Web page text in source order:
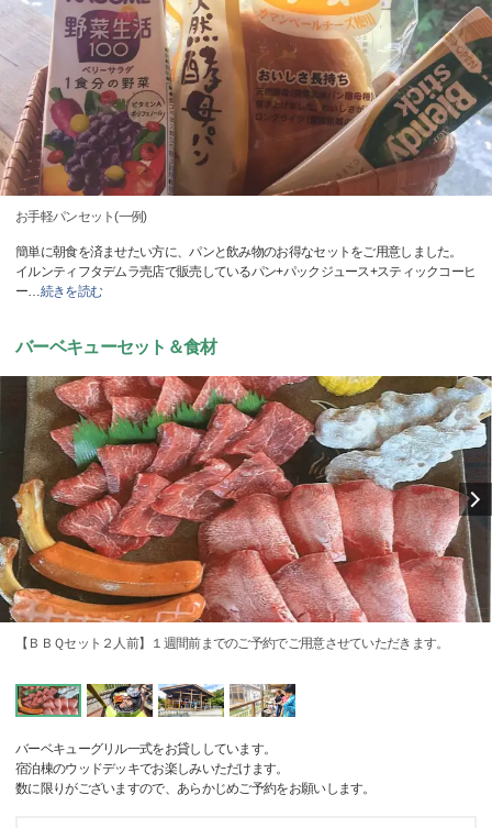
お手軽パンセット(一例)
簡単に朝食を済ませたい方に、パンと飲み物のお得なセットをご用意しました。
イルンティフタデムラ売店で販売しているパン+パックジュース+スティックコーヒ
ー…続きを読む
バーベキューセット＆食材
【ＢＢＱセット２人前】１週間前までのご予約でご用意させていただきます。
バーベキューグリル一式をお貸ししています。
宿泊棟のウッドデッキでお楽しみいただけます。
数に限りがございますので、あらかじめご予約をお願いします。